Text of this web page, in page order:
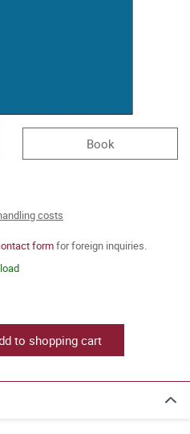
Book
costs
formfor foreign inquiries.
to shopping cart